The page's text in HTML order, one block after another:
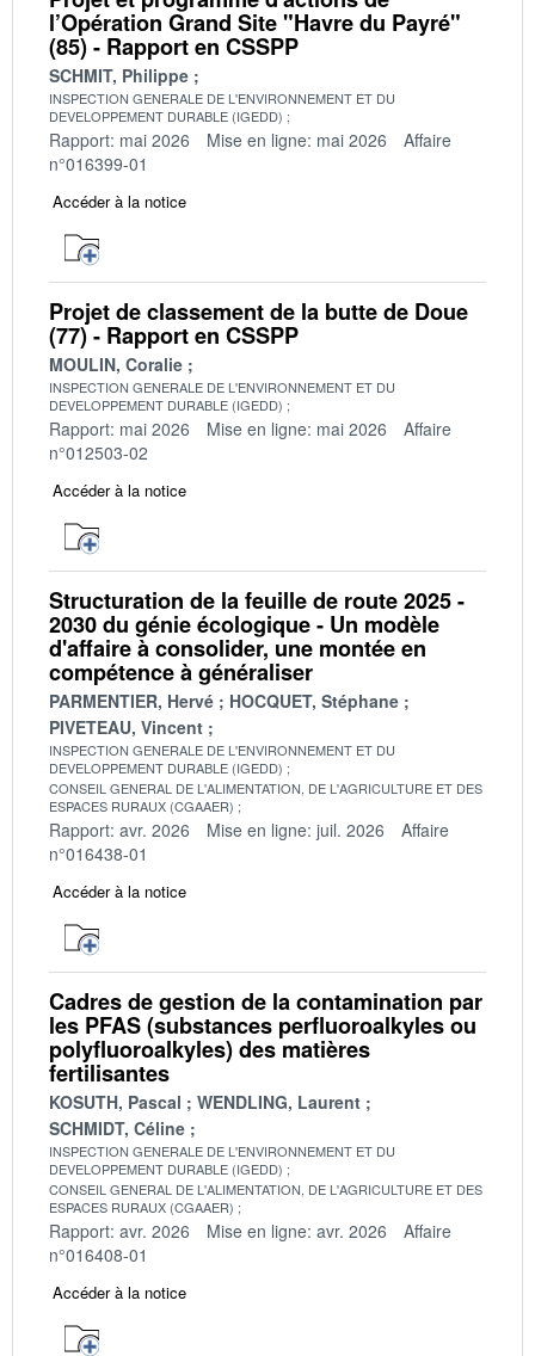
l’Opération Grand Site "Havre du Payré"
(85) - Rapport en CSSPP
SCHMIT, Philippe
INSPECTION GENERALE DE L'ENVIRONNEMENT ET DU
DEVELOPPEMENT DURABLE (IGEDD)
Rapport: mai 2026 Mise en ligne: mai 2026
Affaire
n°016399-01
Accéder à la notice
Projet de classement de la butte de Doue
(77) - Rapport en CSSPP
MOULIN, Coralie
INSPECTION GENERALE DE L'ENVIRONNEMENT ET DU
DEVELOPPEMENT DURABLE (IGEDD)
Rapport: mai 2026 Mise en ligne: mai 2026
Affaire
n°012503-02
Accéder à la notice
Structuration de la feuille de route 2025 -
2030 du génie écologique - Un modèle
d'affaire à consolider, une montée en
compétence à généraliser
PARMENTIER, Hervé
HOCQUET, Stéphane
PIVETEAU, Vincent
INSPECTION GENERALE DE L'ENVIRONNEMENT ET DU
DEVELOPPEMENT DURABLE (IGEDD)
CONSEIL GENERAL DE L'ALIMENTATION, DE L'AGRICULTURE ET DES
ESPACES RURAUX (CGAAER)
Rapport: avr. 2026 Mise en ligne: juil. 2026
Affaire
n°016438-01
Accéder à la notice
Cadres de gestion de la contamination par
les PFAS (substances perfluoroalkyles ou
polyfluoroalkyles) des matières
fertilisantes
KOSUTH, Pascal
WENDLING, Laurent
SCHMIDT, Céline
INSPECTION GENERALE DE L'ENVIRONNEMENT ET DU
DEVELOPPEMENT DURABLE (IGEDD)
CONSEIL GENERAL DE L'ALIMENTATION, DE L'AGRICULTURE ET DES
ESPACES RURAUX (CGAAER)
Rapport: avr. 2026 Mise en ligne: avr. 2026
Affaire
n°016408-01
Accéder à la notice